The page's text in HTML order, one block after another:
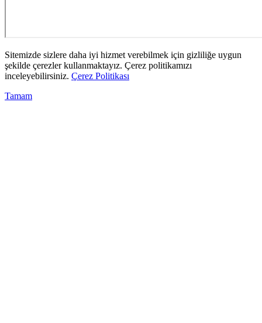
Sitemizde sizlere daha iyi hizmet verebilmek için gizliliğe uygun
şekilde çerezler kullanmaktayız. Çerez politikamızı
inceleyebilirsiniz. Çerez Politikası
Tamam